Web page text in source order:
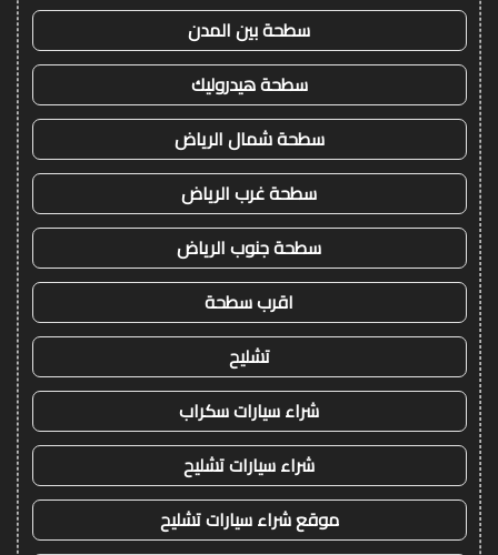
سطحة بين المدن
سطحة هيدروليك
سطحة شمال الرياض
سطحة غرب الرياض
سطحة جنوب الرياض
اقرب سطحة
تشليح
شراء سيارات سكراب
شراء سيارات تشليح
موقع شراء سيارات تشليح